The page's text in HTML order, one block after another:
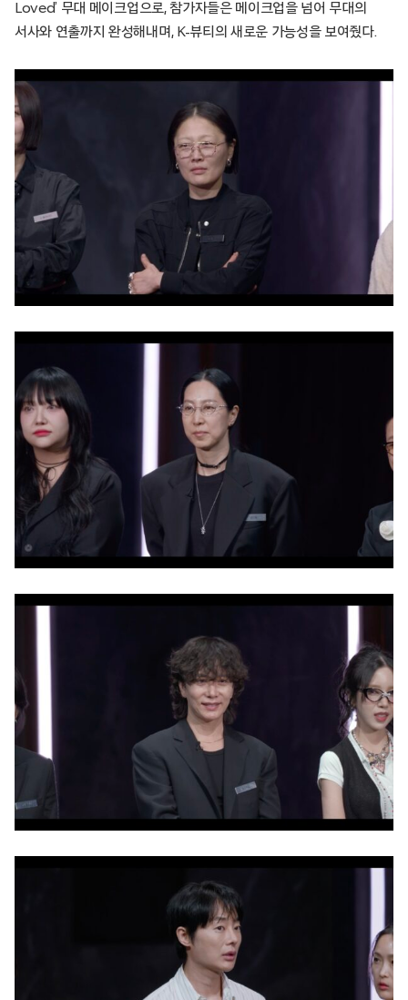
Loved’ 무대 메이크업으로, 참가자들은 메이크업을 넘어 무대의
서사와 연출까지 완성해내며, K-뷰티의 새로운 가능성을 보여줬다.